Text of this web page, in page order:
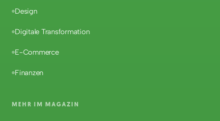
Design
Digitale Transformation
E-Commerce
Finanzen
MEHR IM MAGAZIN